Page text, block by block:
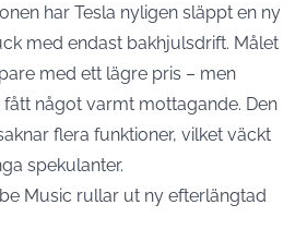
har Tesla nyligen släppt en ny
med endast bakhjulsdrift. Målet
med ett lägre pris – men
fått något varmt mottagande. Den
flera funktioner, vilket väckt
spekulanter.
Music rullar ut ny efterlängtad